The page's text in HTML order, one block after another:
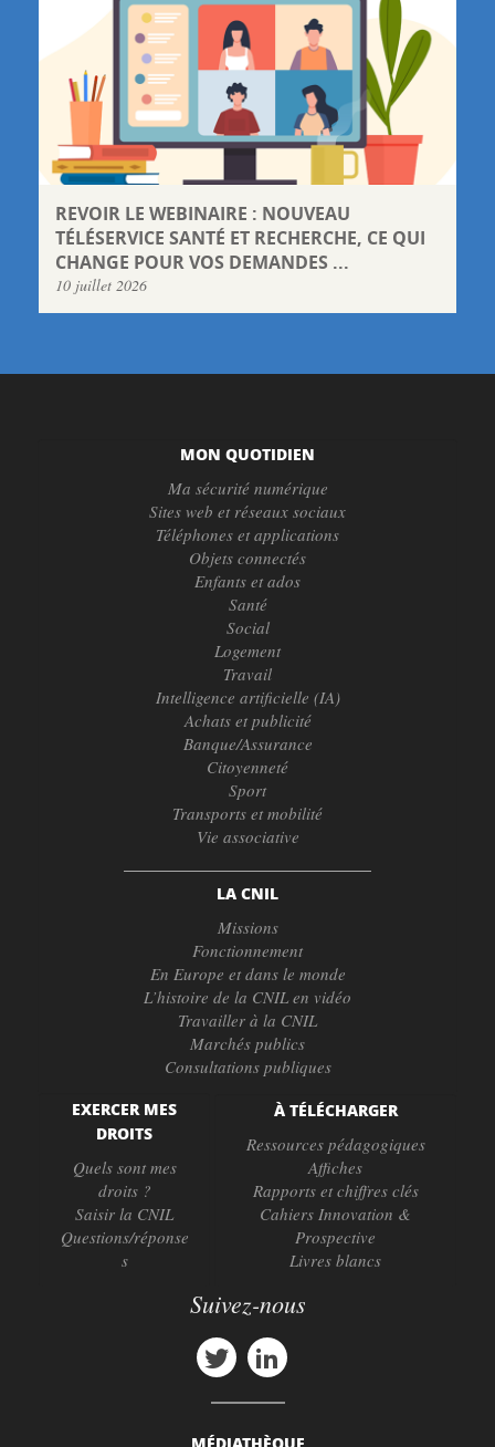
REVOIR LE WEBINAIRE : NOUVEAU
TÉLÉSERVICE SANTÉ ET RECHERCHE, CE QUI
CHANGE POUR VOS DEMANDES ...
10 juillet 2026
MON QUOTIDIEN
Ma sécurité numérique
Sites web et réseaux sociaux
Téléphones et applications
Objets connectés
Enfants et ados
Santé
Social
Logement
Travail
Intelligence artificielle (IA)
Achats et publicité
Banque/Assurance
Citoyenneté
Sport
Transports et mobilité
Vie associative
LA CNIL
Missions
Fonctionnement
En Europe et dans le monde
L’histoire de la CNIL en vidéo
Travailler à la CNIL
Marchés publics
Consultations publiques
EXERCER MES
DROITS
Quels sont mes
droits ?
Saisir la CNIL
Questions/réponse
s
À TÉLÉCHARGER
Ressources pédagogiques
Affiches
Rapports et chiffres clés
Cahiers Innovation &
Prospective
Livres blancs
Suivez-nous